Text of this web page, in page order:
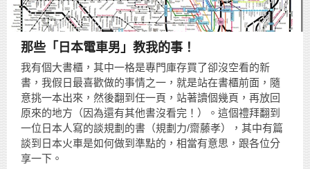
那些「日本電車男」教我的事！
我有個大書櫃，其中一格是專門庫存買了卻沒空看的新
書，我假日最喜歡做的事情之一，就是站在書櫃前面，隨
意挑一本出來，然後翻到任一頁，站著讀個幾頁，再放回
原來的地方（因為還有其他書沒看完！）。這個禮拜翻到
一位日本人寫的談規劃的書（規劃力/齋藤孝），其中有篇
談到日本火車是如何做到準點的，相當有意思，跟各位分
享一下。